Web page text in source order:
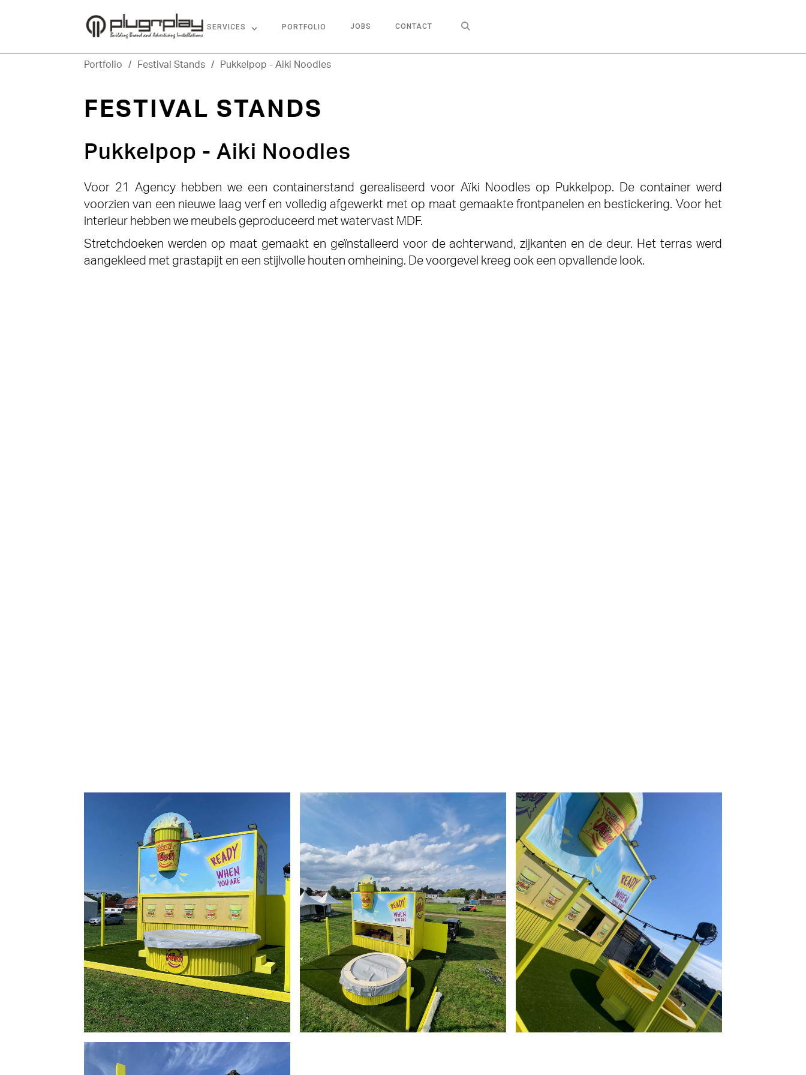
HOME ABOUT US SERVICES PORTFOLIO JOBS CONTACT 
Portfolio / Festival Stands / Pukkelpop - Aiki Noodles
FESTIVAL STANDS
Pukkelpop - Aiki Noodles
Voor 21 Agency hebben we een containerstand gerealiseerd voor Aïki Noodles op Pukkelpop. De container werd
voorzien van een nieuwe laag verf en volledig afgewerkt met op maat gemaakte frontpanelen en bestickering. Voor het
interieur hebben we meubels geproduceerd met watervast MDF.
Stretchdoeken werden op maat gemaakt en geïnstalleerd voor de achterwand, zijkanten en de deur. Het terras werd
aangekleed met grastapijt en een stijlvolle houten omheining. De voorgevel kreeg ook een opvallende look.